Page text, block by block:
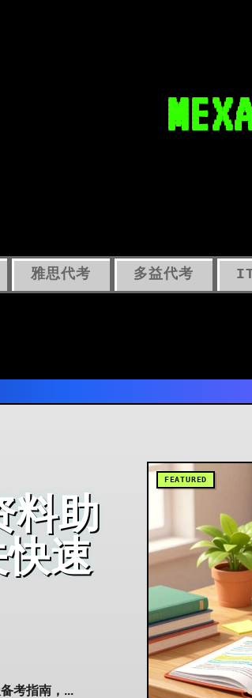
雅思代考 多益代考
料助
速
考指南，...